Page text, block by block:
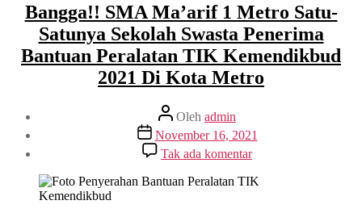
Bangga!! SMA Ma’arif 1 Metro Satu-
Satunya Sekolah Swasta Penerima
Bantuan Peralatan TIK Kemendikbud
2021 Di Kota Metro
Penulis
artikel
Oleh admin
Tanggal
artikel
November 16, 2021
Tak ada komentarpada
Bangga!!
SMA